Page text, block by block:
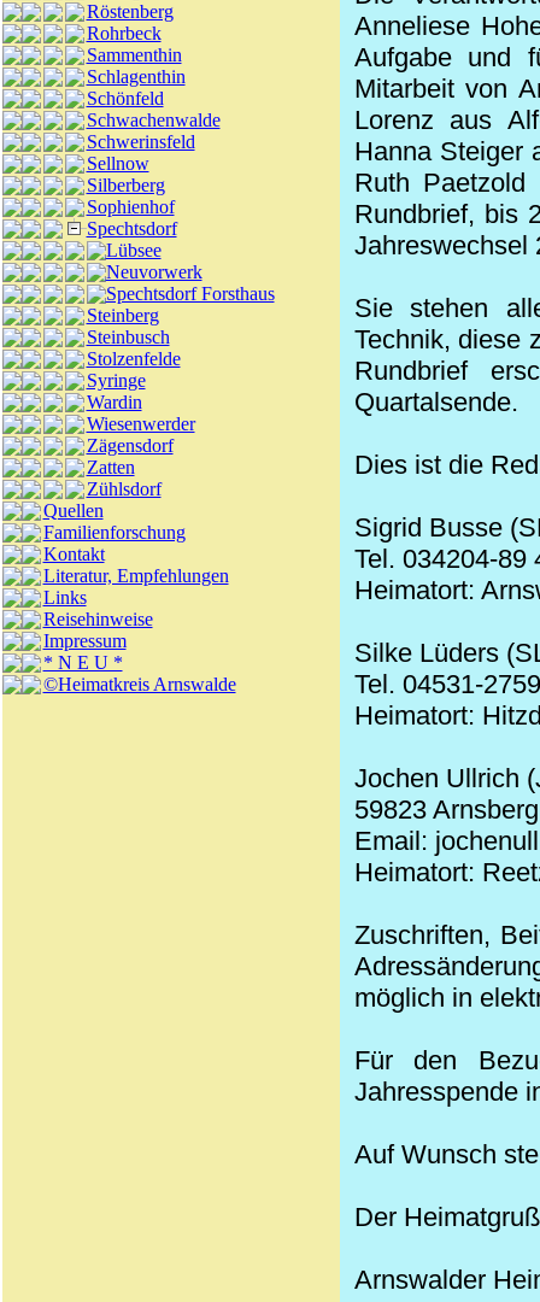
Röstenberg
Rohrbeck
Sammenthin
Schlagenthin
Schönfeld
Schwachenwalde
Schwerinsfeld
Sellnow
Silberberg
Sophienhof
Spechtsdorf
Lübsee
Neuvorwerk
Spechtsdorf Forsthaus
Steinberg
Steinbusch
Stolzenfelde
Syringe
Wardin
Wiesenwerder
Zägensdorf
Zatten
Zühlsdorf
Quellen
Familienforschung
Kontakt
Literatur, Empfehlungen
Links
Reisehinweise
Impressum
* N E U *
©Heimatkreis Arnswalde
Anneliese
Aufgabe und
Mitarbeit von
Lorenz aus
Hanna Steiger
Ruth
Rundbrief, bis
Jahreswechsel
Sie stehen
Technik, diese
Rundbrief
Quartalsende.
Dies ist die
Sigrid Busse
Tel. 034204-89
Heimatort:
Silke Lüders
Tel. 04531-
Heimatort:
Jochen Ullrich
59823
Email:
Heimatort:
Zuschriften,
möglich in
Für den
Jahresspende
Auf Wunsch
Der
Arnswalder